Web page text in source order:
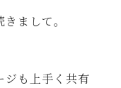
まして。
ジも上手く共有